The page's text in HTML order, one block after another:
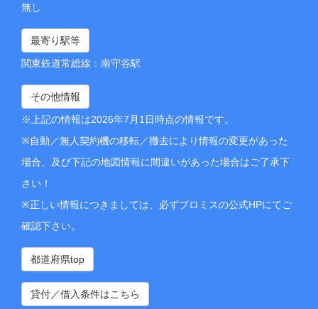
無し
最寄り駅等
関東鉄道常総線：南守谷駅
その他情報
※上記の情報は2026年7月1日時点の情報です。
※自動／無人契約機の移転／撤去により情報の変更があった
場合、及び下記の地図情報に間違いがあった場合はご了承下
さい！
※正しい情報につきましては、必ずプロミスの公式HPにてご
確認下さい。
都道府県top
貸付／借入条件はこちら